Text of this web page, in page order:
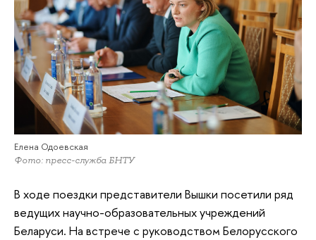
Елена Одоевская
Фото: пресс-служба БНТУ
В ходе поездки представители Вышки посетили ряд
ведущих научно-образовательных учреждений
Беларуси. На встрече с руководством Белорусского